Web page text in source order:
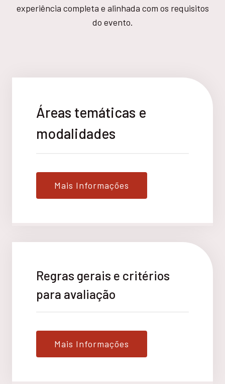
experiência completa e alinhada com os requisitos
do evento.
Áreas temáticas e
modalidades
Mais Informações
Regras gerais e critérios
para avaliação
Mais Informações